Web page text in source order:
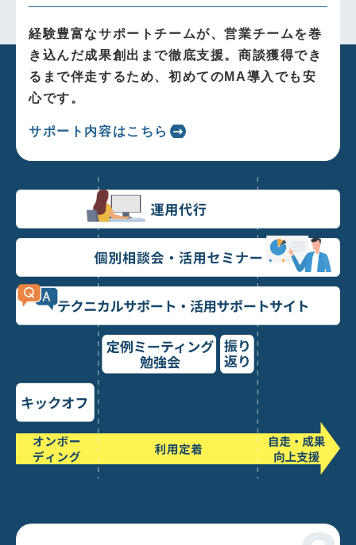
経験豊富なサポートチームが、営業チームを巻
き込んだ成果創出まで徹底支援。商談獲得でき
るまで伴走するため、初めてのMA導入でも安
心です。
サポート内容はこちら